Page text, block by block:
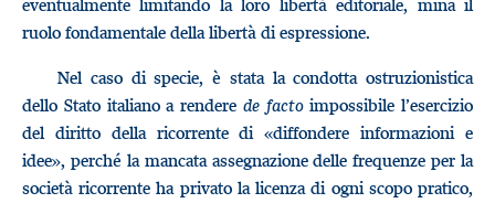
eventualmente limitando la loro libertà editoriale, mina il
ruolo fondamentale della libertà di espressione.
Nel caso di specie, è stata la condotta ostruzionistica
dello Stato italiano a rendere de factoimpossibile l’esercizio
del diritto della ricorrente di «diffondere informazioni e
idee», perché la mancata assegnazione delle frequenze per la
società ricorrente ha privato la licenza di ogni scopo pratico,